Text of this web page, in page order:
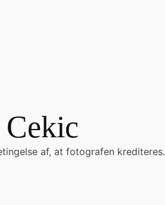
af, at fotografen krediteres.